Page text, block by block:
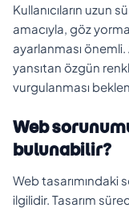
Kullanıcıların uzun
amacıyla, göz
ayarlanması
yansıtan özgün
vurgulanması
Web
bulunabilir?
Web tasarımındaki
ilgilidir. Tasarım